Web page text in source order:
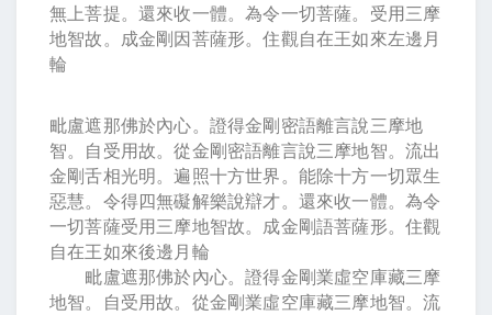
無上菩提。還來收一體。為令一切菩薩。受用三摩
地智故。成金剛因菩薩形。住觀自在王如來左邊月
輪
毗盧遮那佛於內心。證得金剛密語離言說三摩地
智。自受用故。從金剛密語離言說三摩地智。流出
金剛舌相光明。遍照十方世界。能除十方一切眾生
惡慧。令得四無礙解樂說辯才。還來收一體。為令
一切菩薩受用三摩地智故。成金剛語菩薩形。住觀
自在王如來後邊月輪
毗盧遮那佛於內心。證得金剛業虛空庫藏三摩
地智。自受用故。從金剛業虛空庫藏三摩地智。流